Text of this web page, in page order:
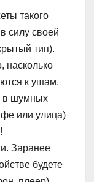
такого
силу своей
тип).
насколько
к ушам.
в шумных
или улица)
Заранее
будете